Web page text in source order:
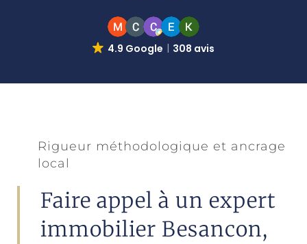
4.9 Google 308 avis
Rigueur méthodologique et ancrage
local
Faire appel à un expert
immobilier Besancon,